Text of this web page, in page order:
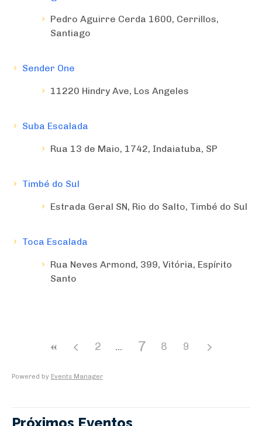
Pedro Aguirre Cerda 1600, Cerrillos,
Santiago
Sender One
11220 Hindry Ave, Los Angeles
Suba Escalada
Rua 13 de Maio, 1742, Indaiatuba, SP
Timbé do Sul
Estrada Geral SN, Rio do Salto, Timbé do Sul
Toca Escalada
Rua Neves Armond, 399, Vitória, Espírito
Santo
2 7 8 9
Powered by Events Manager
Próximos Eventos